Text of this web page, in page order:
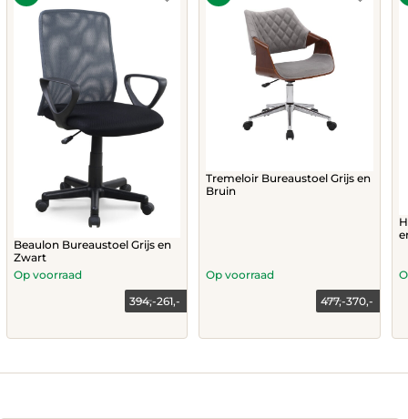
Beaulon Bureaustoel Grijs en
Zwart
261,-
Current
394,-
Original
Op voorraad
Tremeloir Bureaustoel Grijs en
Bruin
370,-
Current
477,-
Original
Op voorraad